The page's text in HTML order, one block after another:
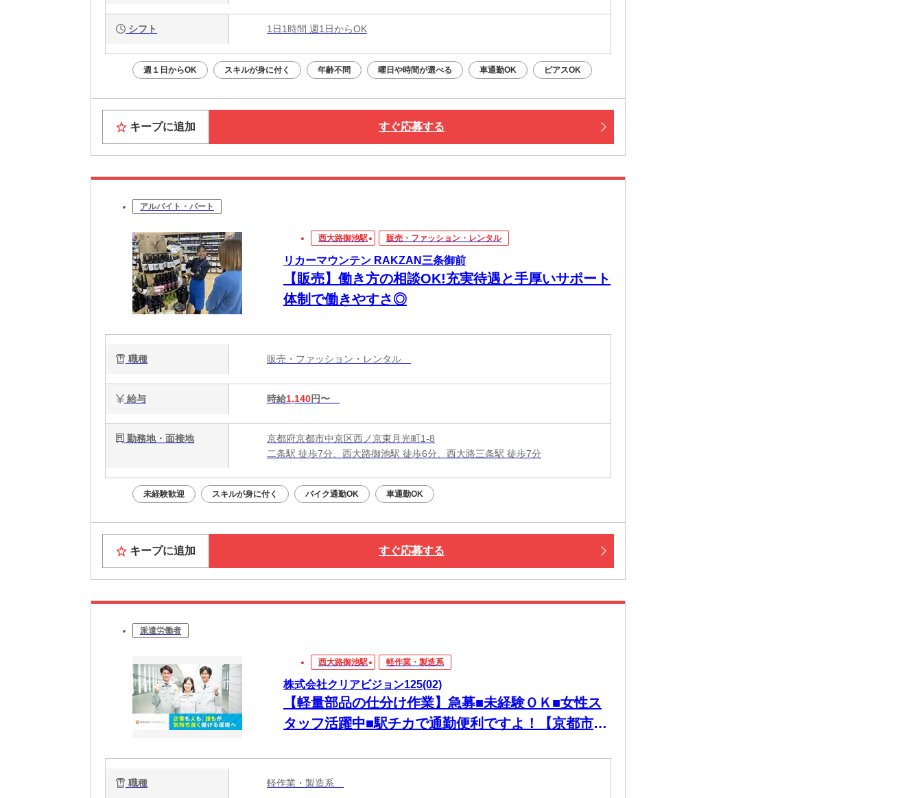
シフト 1日1時間 週1日からOK
週１日からOK スキルが身に付く 年齢不問 曜日や時間が選べる 車通勤OK ピアスOK
キープに追加 すぐ応募する
アルバイト・パート
西大路御池駅 販売・ファッション・レンタル
リカーマウンテン RAKZAN三条御前
【販売】働き方の相談OK!充実待遇と手厚いサポート
体制で働きやすさ◎
職種 販売・ファッション・レンタル
給与 時給1,140円〜
勤務地・面接地
京都府京都市中京区西ノ京東月光町1-8
二条駅 徒歩7分、西大路御池駅 徒歩6分、西大路三条駅 徒歩7分
未経験歓迎 スキルが身に付く バイク通勤OK 車通勤OK
キープに追加 すぐ応募する
派遣労働者
西大路御池駅 軽作業・製造系
株式会社クリアビジョン125(02)
【軽量部品の仕分け作業】急募■未経験ＯＫ■女性ス
タッフ活躍中■駅チカで通勤便利ですよ！【京都市中
職種 軽作業・製造系